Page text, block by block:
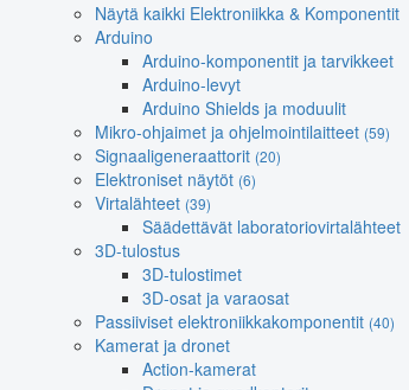
Näytä kaikki Elektroniikka & Komponentit
Arduino
Arduino-komponentit ja tarvikkeet
Arduino-levyt
Arduino Shields ja moduulit
Mikro-ohjaimet ja ohjelmointilaitteet (59)
Signaaligeneraattorit (20)
Elektroniset näytöt (6)
Virtalähteet (39)
Säädettävät laboratoriovirtalähteet
3D-tulostus
3D-tulostimet
3D-osat ja varaosat
Passiiviset elektroniikkakomponentit (40)
Kamerat ja dronet
Action-kamerat